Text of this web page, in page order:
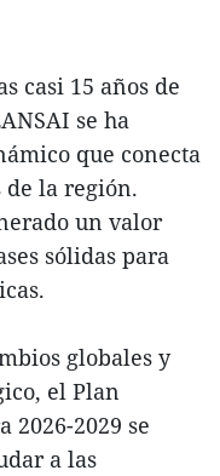
casi 15 años de
se ha
que conecta
de la región.
un valor
sólidas para
globales y
el Plan
2026-2029 se
a las